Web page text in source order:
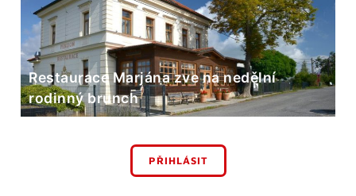
Restaurace Marjána zve na nedělní
rodinný brunch
PŘIHLÁSIT